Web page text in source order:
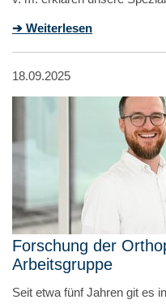
➔ Weiterlesen
18.09.2025
Forschung der
Arbeitsgruppe
Seit etwa fünf Jahren git es